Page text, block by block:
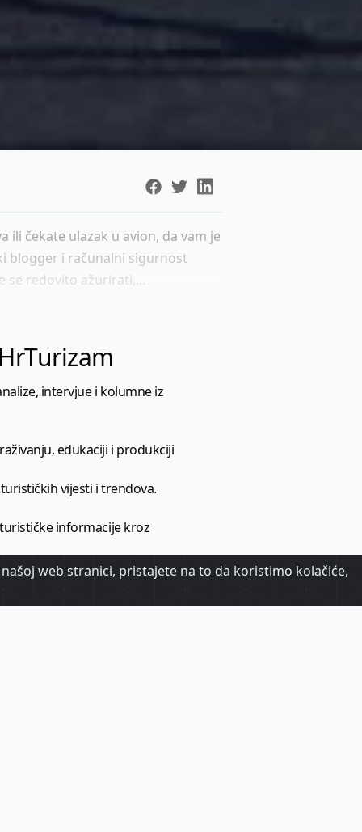
ili čekate ulazak u avion, da vam je
blogger i računalni sigurnost
se redovito ažurirati,...
intervjue i kolumne iz
edukaciji i produkciji
vijesti i trendova.
informacije kroz
web stranici, pristajete na to da koristimo kolačiće,